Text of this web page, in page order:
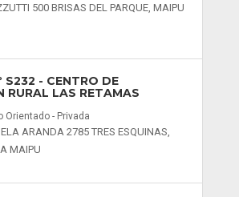
500 BRISAS DEL PARQUE, MAIPU
S232 - CENTRO DE
RURAL LAS RETAMAS
Orientado - Privada
ARANDA 2785 TRES ESQUINAS,
MAIPU